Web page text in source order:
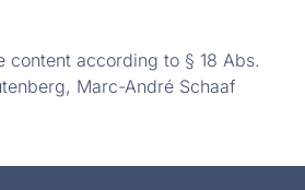
content according to § 18 Abs.
Marc-André Schaaf